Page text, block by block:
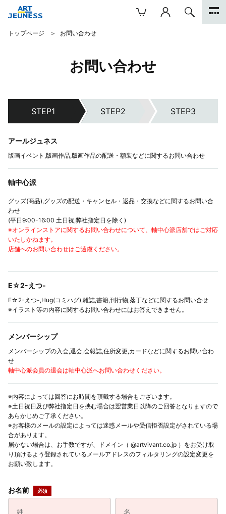
トップページ お問い合わせ
お問い合わせ
アールジュネス
版画イベント,版画作品,版画作品の配送・額装などに関するお問い合わせ
軸中心派
グッズ(商品),グッズの配送・キャンセル・返品・交換などに関するお問い合
わせ
(平日9:00-16:00 土日祝,弊社指定日を除く)
※オンラインストアに関するお問い合わせについて、軸中心派店舗ではご対応
いたしかねます。
店舗へのお問い合わせはご遠慮ください。
E☆2-えつ-
E☆2-えつ-,Hug(コミハグ),雑誌,書籍,刊行物,落丁などに関するお問い合せ
※イラスト等の内容に関するお問い合わせにはお答えできません。
メンバーシップ
メンバーシップの入会,退会,会報誌,住所変更,カードなどに関するお問い合わ
せ
軸中心派会員の退会は軸中心派へお問い合わせください。
※内容によっては回答にお時間を頂戴する場合もございます。
※土日祝日及び弊社指定日を挟む場合は翌営業日以降のご回答となりますので
あらかじめご了承ください。
※お客様のメールの設定によっては迷惑メールや受信拒否設定がされている場
合があります。
届かない場合は、お手数ですが、ドメイン（ @artvivant.co.jp ）をお受け取
り頂けるよう登録されているメールアドレスのフィルタリングの設定変更を
お願い致します。
お名前